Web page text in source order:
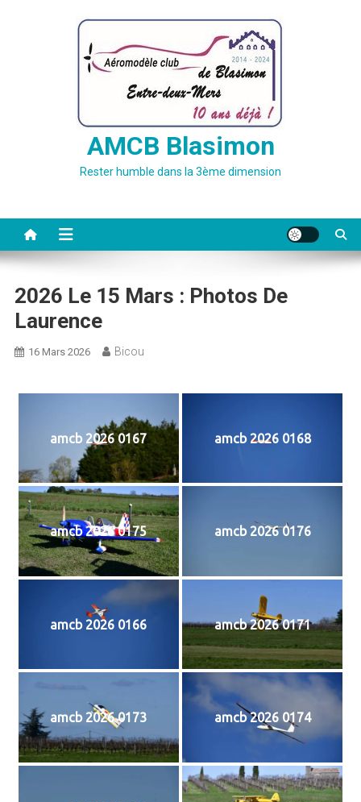
AMCB Blasimon
Rester humble dans la 3ème dimension
2026 Le 15 Mars : Photos De
Laurence
16 Mars 2026 Bicou
amcb 2026 0167 amcb 2026 0168
amcb 2026 0175 amcb 2026 0176
amcb 2026 0166 amcb 2026 0171
amcb 2026 0173 amcb 2026 0174